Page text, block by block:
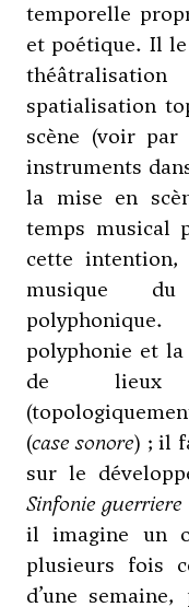
temporelle
et poétique. Il
spatialisation
scène (voir
instruments
la mise en
temps musical
cette
musique du
polyphonie et
de lieux
(case sonore) ; il
sur le
Sinfonie guerriere
il imagine un
plusieurs fois
d’une